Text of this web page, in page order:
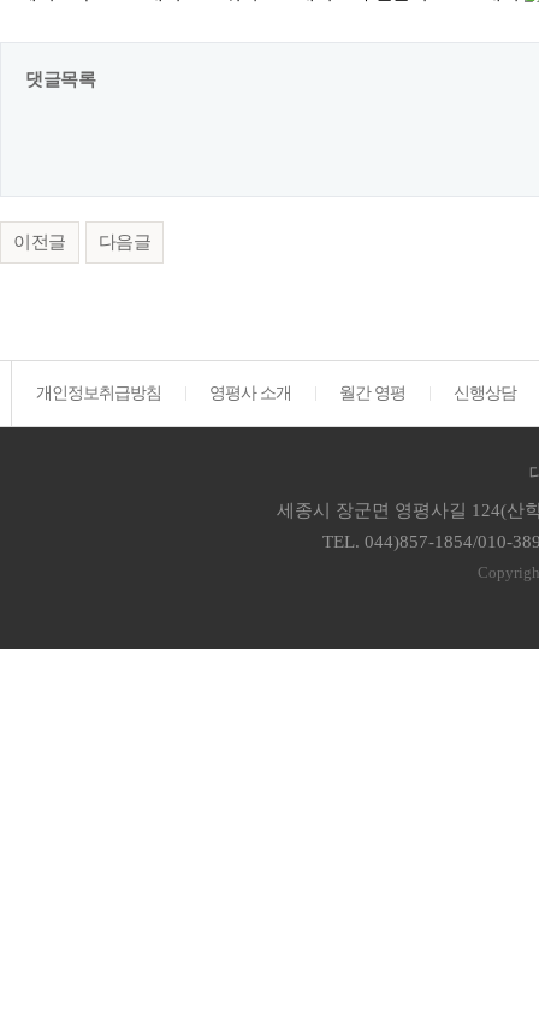
댓글목록
이전글 다음글
개인정보취급방침 영평사 소개 월간 영평 신행상담
세종시 장군면 영평사길 124(산
TEL. 044)857-1854/010-